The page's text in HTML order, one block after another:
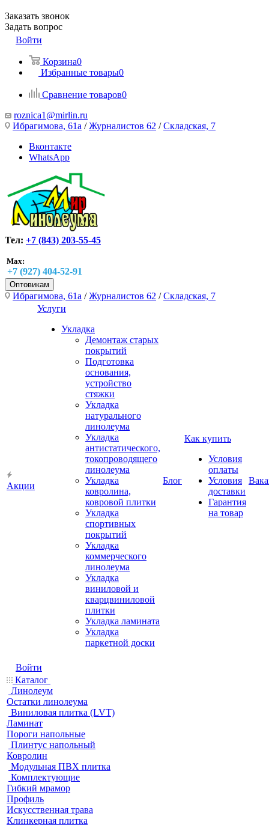
Заказать звонок
Задать вопрос
Войти
Корзина0
Избранные товары0
Сравнение товаров0
roznica1@mirlin.ru
Ибрагимова, 61а /Журналистов 62 /Складская, 7
Вконтакте
WhatsApp
Тел: +7 (843) 203-55-45
Max:
+7 (927) 404-52-91
Оптовикам
Ибрагимова, 61а /Журналистов 62 /Складская, 7
Акции
Услуги
Укладка
Демонтаж старых
покрытий
Подготовка
основания,
устройство
стяжки
Укладка
натурального
линолеума
Укладка
антистатического,
токопроводящего
линолеума
Укладка
ковролина,
ковровой плитки
Укладка
спортивных
покрытий
Укладка
коммерческого
линолеума
Укладка
виниловой и
кварцвиниловой
плитки
Укладка ламината
Укладка
паркетной доски
Блог
Как купить
Условия
оплаты
Условия
доставки
Гарантия
на товар
Войти
Каталог
Линолеум
Остатки линолеума
Виниловая плитка (LVT)
Ламинат
Пороги напольные
Плинтус напольный
Ковролин
Модульная ПВХ плитка
Комплектующие
Гибкий мрамор
Профиль
Искусственная трава
Клинкерная плитка